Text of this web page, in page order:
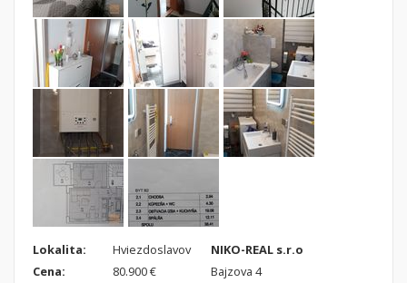
Lokalita:
Hviezdoslavov
Cena:
80.900 €
NIKO-REAL s.r.o
Bajzova 4